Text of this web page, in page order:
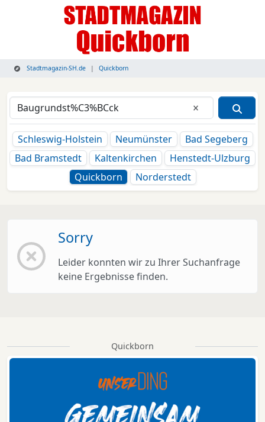
Stadtmagazin-SH.de Quickborn
Eingabe
Schleswig-Holstein
Neumünster
Bad Segeberg
Bad Bramstedt
Kaltenkirchen
Henstedt-Ulzburg
Quickborn
Norderstedt
Sorry
Leider konnten wir zu Ihrer Suchanfrage
keine Ergebnisse finden.
Quickborn